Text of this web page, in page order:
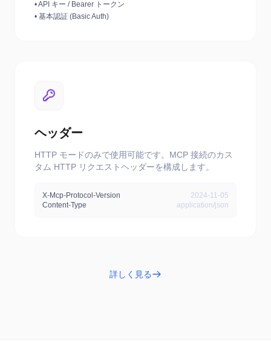
•API キー / Bearer トークン
• 基本認証 (Basic Auth)
ヘッダー
HTTP モードのみで使用可能です。MCP 接続のカス
タム HTTP リクエストヘッダーを構成します。
X-Mcp-Protocol-Version
2024-11-05
Content-Type
application/json
詳しく見る